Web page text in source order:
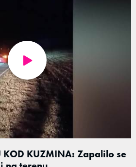
KOD KUZMINA: Zapalilo se